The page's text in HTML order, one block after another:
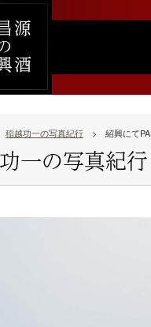
稲越功一の写真紀行 > 紹興にて